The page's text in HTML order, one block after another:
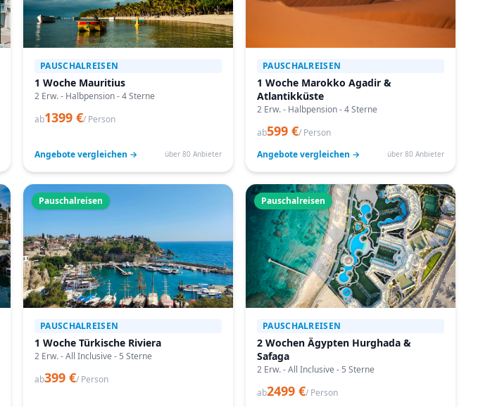
PAUSCHALREISEN
1 Woche Mauritius
2 Erw. - Halbpension - 4 Sterne
ab1399 €/ Person
Angebote vergleichen → über 80 Anbieter
PAUSCHALREISEN
1 Woche Marokko Agadir &
Atlantikküste
2 Erw. - Halbpension - 4 Sterne
ab599 €/ Person
Angebote vergleichen →
über 80 Anbieter
Pauschalreisen
PAUSCHALREISEN
1 Woche Türkische Riviera
2 Erw. - All Inclusive - 5 Sterne
ab399 €/ Person
Pauschalreisen
PAUSCHALREISEN
2 Wochen Ägypten Hurghada &
Safaga
2 Erw. - All Inclusive - 5 Sterne
ab2499 €/ Person